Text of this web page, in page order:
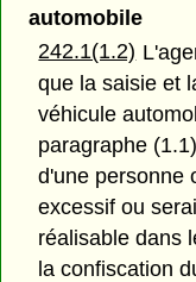
automobile
242.1(1.2)
que la saisie et
véhicule
paragraphe
d'une personne
excessif ou
réalisable dans
la confiscation